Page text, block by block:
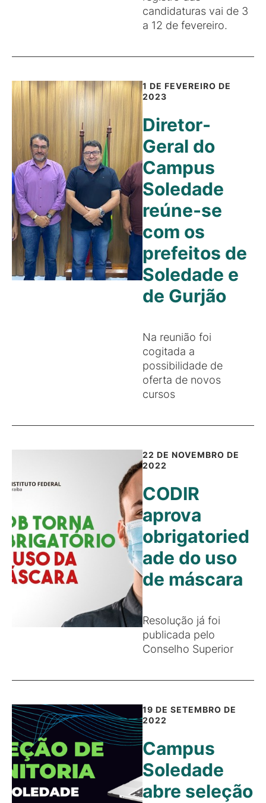
candidaturas vai de 3
a 12 de fevereiro.
1 DE FEVEREIRO DE
2023
Diretor-
Geral do
Campus
Soledade
reúne-se
com os
prefeitos de
Soledade e
de Gurjão
Na reunião foi
cogitada a
possibilidade de
oferta de novos
cursos
22 DE NOVEMBRO DE
2022
CODIR
aprova
obrigatoried
ade do uso
de máscara
Resolução já foi
publicada pelo
Conselho Superior
19 DE SETEMBRO DE
2022
Campus
Soledade
abre seleção